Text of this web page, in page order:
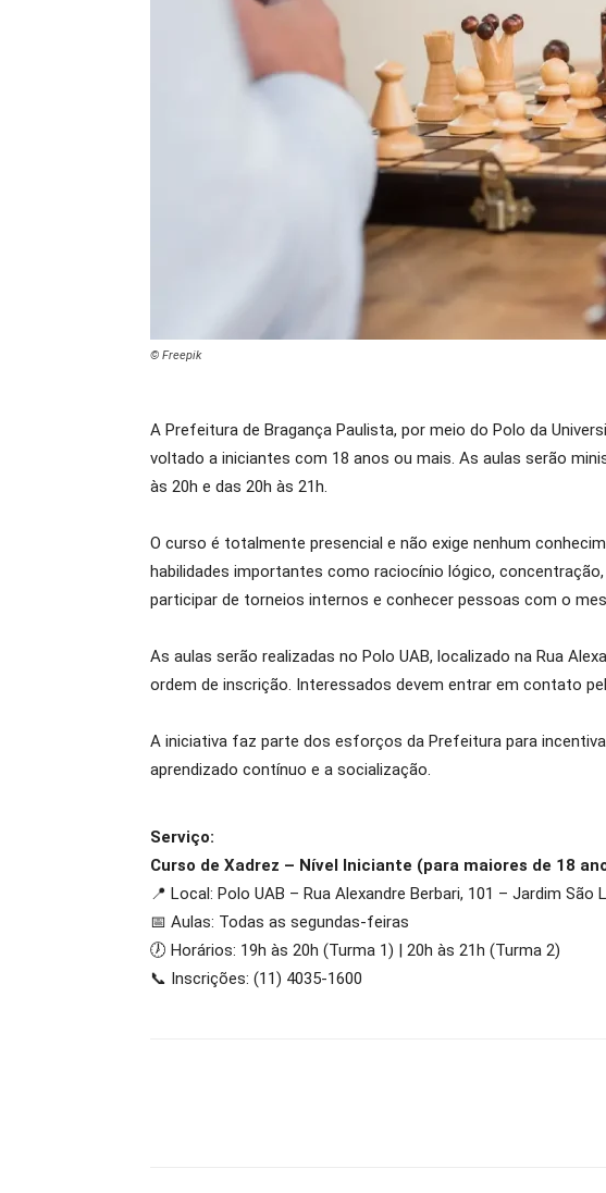
© Freepik
A Prefeitura de Bragança Paulista, por meio do Polo da
voltado a iniciantes com 18 anos ou mais. As aulas serão
às 20h e das 20h às 21h.
O curso é totalmente presencial e não exige nenhum
habilidades importantes como raciocínio lógico,
participar de torneios internos e conhecer pessoas com o
As aulas serão realizadas no Polo UAB, localizado na Rua
ordem de inscrição. Interessados devem entrar em contato
A iniciativa faz parte dos esforços da Prefeitura para
aprendizado contínuo e a socialização.
Serviço:
Curso de Xadrez – Nível Iniciante (para maiores de 18
📍 Local: Polo UAB – Rua Alexandre Berbari, 101 – Jardim São
📅 Aulas: Todas as segundas-feiras
🕖 Horários: 19h às 20h (Turma 1) | 20h às 21h (Turma 2)
📞 Inscrições: (11) 4035-1600